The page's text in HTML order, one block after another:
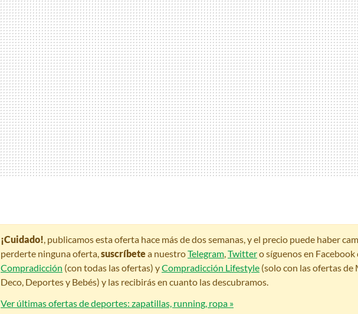
¡Cuidado! , publicamos esta oferta hace más de dos semanas, y el precio puede haber
perderte ninguna oferta, suscríbetea nuestroTelegram Twittero síguenos en Facebook
Compradicción (con todas las ofertas) yCompradicción Lifestyle (solo con las ofertas de
Deco, Deportes y Bebés) y las recibirás en cuanto las descubramos.
Ver últimas ofertas de deportes: zapatillas, running, ropa »